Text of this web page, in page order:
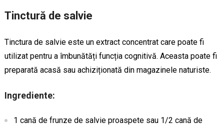
Tinctură de salvie
Tinctura de salvie este un extract concentrat care poate fi
utilizat pentru a îmbunătăți funcția cognitivă. Aceasta poate fi
preparată acasă sau achiziționată din magazinele naturiste.
Ingrediente:
1 cană de frunze de salvie proaspete sau 1/2 cană de